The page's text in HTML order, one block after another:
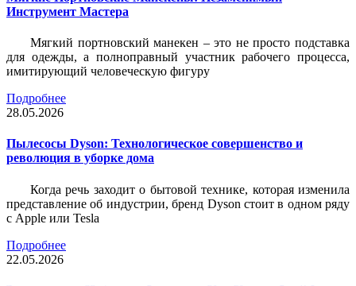
Инструмент Мастера
Мягкий портновский манекен – это не просто подставка
для одежды, а полноправный участник рабочего процесса,
имитирующий человеческую фигуру
Подробнее
28.05.2026
Пылесосы Dyson: Технологическое совершенство и
революция в уборке дома
Когда речь заходит о бытовой технике, которая изменила
представление об индустрии, бренд Dyson стоит в одном ряду
с Apple или Tesla
Подробнее
22.05.2026